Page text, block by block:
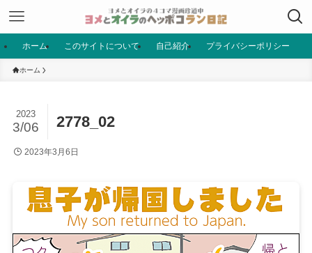
ホーム このサイトについて 自己紹介 プライバシーポリシー
ホーム
2778_02
2023
3/06
2023年3月6日